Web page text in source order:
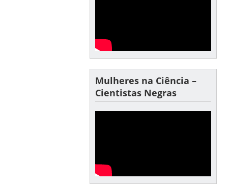
Mulheres na Ciência –
Cientistas Negras